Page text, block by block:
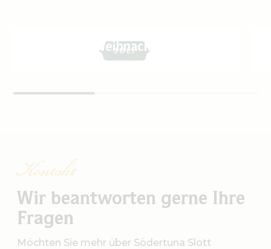
JULI
Feiern Sie Weihnachten mit uns
Kontakt
Wir beantworten gerne Ihre
Fragen
Möchten Sie mehr über Södertuna Slott